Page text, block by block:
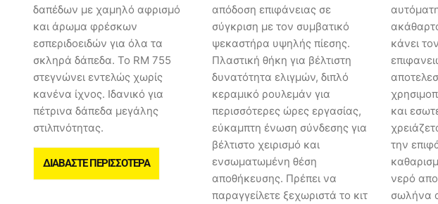
δαπέδων με χαμηλό αφρισμό
και άρωμα φρέσκων
εσπεριδοειδών για όλα τα
σκληρά δάπεδα. Το RM 755
στεγνώνει εντελώς χωρίς
κανένα ίχνος. Ιδανικό για
πέτρινα δάπεδα μεγάλης
στιλπνότητας.
ΔΙΑΒΆΣΤΕ ΠΕΡΙΣΣΌΤΕΡΑ
απόδοση επιφάνειας σε
σύγκριση με τον συμβατικό
ψεκαστήρα υψηλής πίεσης.
Πλαστική θήκη για βέλτιστη
δυνατότητα ελιγμών, διπλό
κεραμικό ρουλεμάν για
περισσότερες ώρες εργασίας,
εύκαμπτη ένωση σύνδεσης για
βέλτιστο χειρισμό και
ενσωματωμένη θέση
αποθήκευσης. Πρέπει να
παραγγείλετε ξεχωριστά το κιτ
κάνει
και
την
νερό
σωλήνα